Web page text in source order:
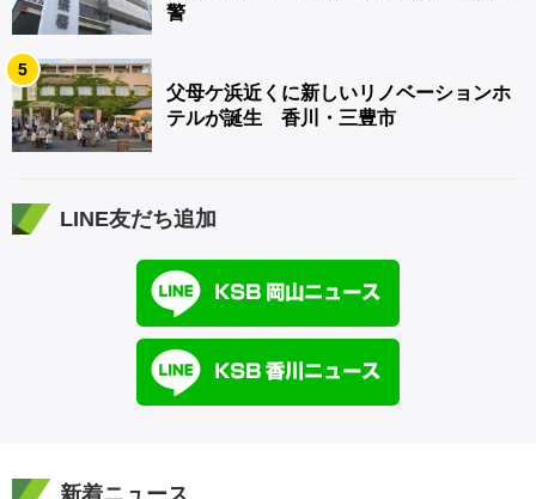
警
5
父母ケ浜近くに新しいリノベーションホ
テルが誕生 香川・三豊市
LINE友だち追加
新着ニュース